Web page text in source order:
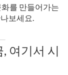
를 만들어가는
보세요.
여기서 시